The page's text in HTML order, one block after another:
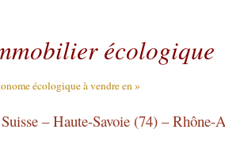
écologique
écologique à vendre en »
– Haute-Savoie (74) – Rhône-